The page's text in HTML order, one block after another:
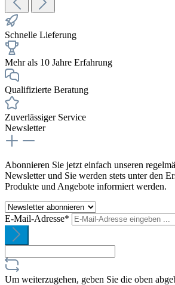
Schnelle Lieferung
Mehr als 10 Jahre Erfahrung
Qualifizierte Beratung
Zuverlässiger Service
Newsletter
Abonnieren Sie jetzt einfach unseren
Newsletter und Sie werden stets unter den
Produkte und Angebote informiert werden.
E-Mail-Adresse*
Um weiterzugehen, geben Sie die oben